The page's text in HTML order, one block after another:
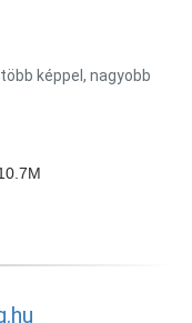
képpel, nagyobb